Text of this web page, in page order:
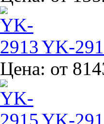
YK-
Цена: от
YK-